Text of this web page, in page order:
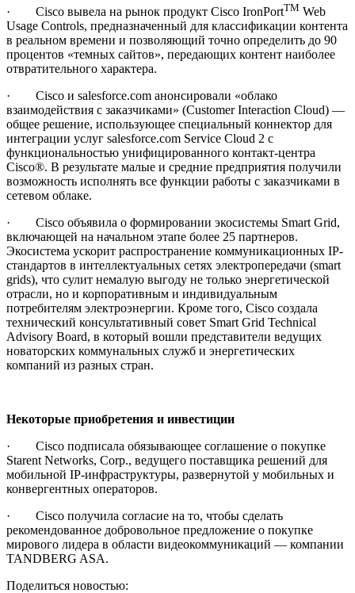
· Cisco вывела на рынок продукт Cisco IronPortTM Web
Usage Controls, предназначенный для классификации контента
в реальном времени и позволяющий точно определить до 90
процентов «темных сайтов», передающих контент наиболее
отвратительного характера.
· Cisco и salesforce.com анонсировали «облако
взаимодействия с заказчиками» (Customer Interaction Cloud) —
общее решение, использующее специальный коннектор для
интеграции услуг salesforce.com Service Cloud 2 с
функциональностью унифицированного контакт-центра
Cisco®. В результате малые и средние предприятия получили
возможность исполнять все функции работы с заказчиками в
сетевом облаке.
· Cisco объявила о формировании экосистемы Smart Grid,
включающей на начальном этапе более 25 партнеров.
Экосистема ускорит распространение коммуникационных IP-
стандартов в интеллектуальных сетях электропередачи (smart
grids), что сулит немалую выгоду не только энергетической
отрасли, но и корпоративным и индивидуальным
потребителям электроэнергии. Кроме того, Cisco создала
технический консультативный совет Smart Grid Technical
Advisory Board, в который вошли представители ведущих
новаторских коммунальных служб и энергетических
компаний из разных стран.
Некоторые приобретения и инвестиции
· Cisco подписала обязывающее соглашение о покупке
Starent Networks, Corp., ведущего поставщика решений для
мобильной IP-инфраструктуры, развернутой у мобильных и
конвергентных операторов.
· Cisco получила согласие на то, чтобы сделать
рекомендованное добровольное предложение о покупке
мирового лидера в области видеокоммуникаций — компании
TANDBERG ASA.
Поделиться новостью: